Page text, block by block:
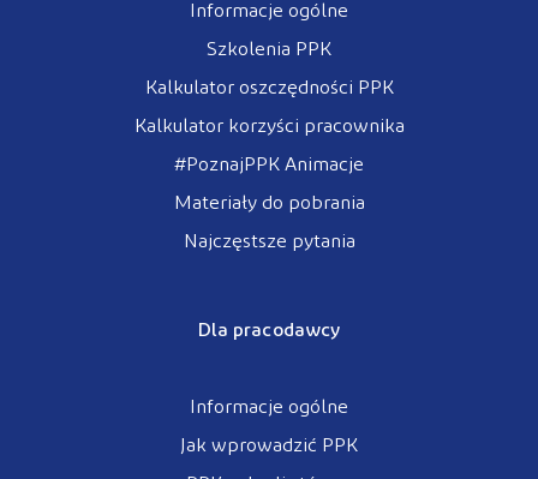
Informacje ogólne
Szkolenia PPK
Kalkulator oszczędności PPK
Kalkulator korzyści pracownika
#PoznajPPK Animacje
Materiały do pobrania
Najczęstsze pytania
Dla pracodawcy
Informacje ogólne
Jak wprowadzić PPK